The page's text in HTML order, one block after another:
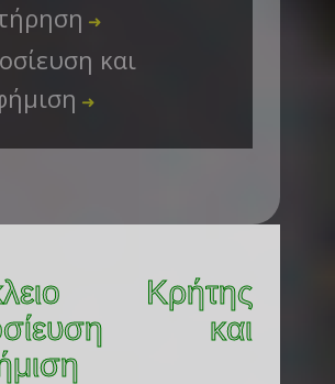
➜
και
➜
Κρήτης
και